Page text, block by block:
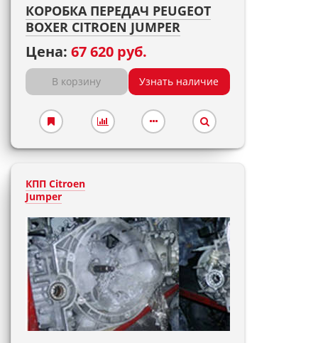
КОРОБКА ПЕРЕДАЧ PEUGEOT
BOXER CITROEN JUMPER
Цена: 67 620 руб.
В корзину Узнать наличие
КПП Citroen
Jumper